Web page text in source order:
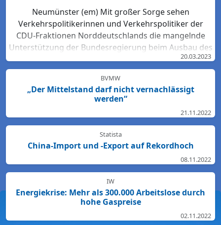
Neumünster (em) Mit großer Sorge sehen
Verkehrspolitikerinnen und Verkehrspolitiker der
CDU-Fraktionen Norddeutschlands die mangelnde
Unterstützung der Bundesregierung beim Ausbau des
Bahn-Netzes. Hartmut Bodeit, mobilitätspolitischer
Sprecher der bremischen CDUBürgerschaftsfraktion,
betont: „Die neuesten Bewertungen der DB Netz AG
lassen keinen Zweifel: Das Schienennetz ist in der
nirgendwo sonst in Deutschland. Für den Start des
Deutschlandtick...
20.03.2023
BVMW
„Der Mittelstand darf nicht vernachlässigt
werden“
21.11.2022
Statista
China-Import und -Export auf Rekordhoch
08.11.2022
IW
Energiekrise: Mehr als 300.000 Arbeitslose durch
hohe Gaspreise
02.11.2022